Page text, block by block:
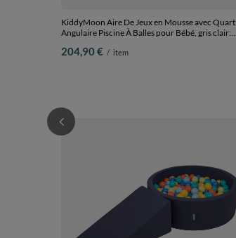
KiddyMoon Aire De Jeux en Mousse avec Quart
Angulaire Piscine À Balles pour Bébé, gris clair:
204,90 € / item